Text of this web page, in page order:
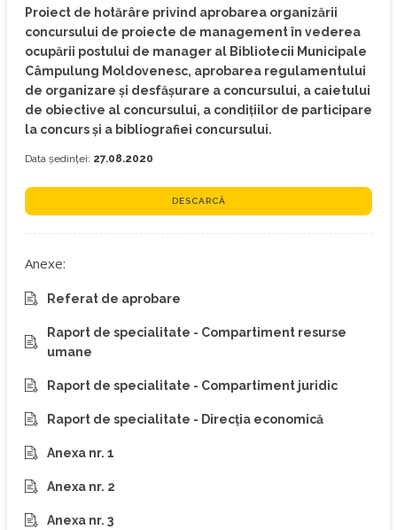
Proiect de hotărâre privind aprobarea organizării
concursului de proiecte de management în vederea
ocupării postului de manager al Bibliotecii Municipale
Câmpulung Moldovenesc, aprobarea regulamentului
de organizare și desfășurare a concursului, a caietului
de obiective al concursului, a condițiilor de participare
la concurs și a bibliografiei concursului.
Data ședinței: 27.08.2020
DESCARCĂ
Anexe:
Referat de aprobare
Raport de specialitate - Compartiment resurse
umane
Raport de specialitate - Compartiment juridic
Raport de specialitate - Direcția economică
Anexa nr. 1
Anexa nr. 2
Anexa nr. 3